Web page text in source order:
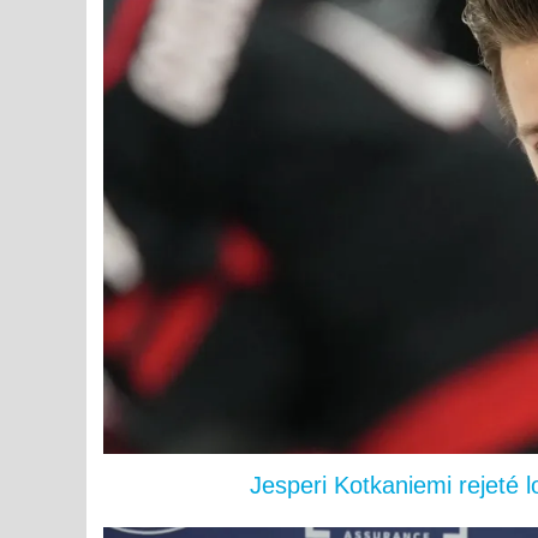
Jesperi Kotkaniemi rejeté